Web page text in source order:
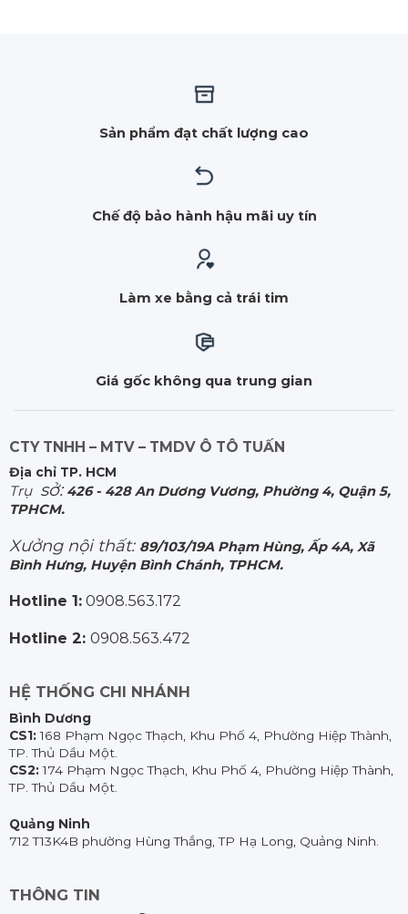
Sản phẩm đạt chất lượng cao
Chế độ bảo hành hậu mãi uy tín
Làm xe bằng cả trái tim
Giá gốc không qua trung gian
CTY TNHH – MTV – TMDV Ô TÔ TUẤN
Địa chỉ TP. HCM
Trụ sở: 426 - 428 An Dương Vương, Phường 4, Quận 5,
TPHCM.
Xưởng nội thất: 89/103/19A Phạm Hùng, Ấp 4A, Xã
Bình Hưng, Huyện Bình Chánh, TPHCM.
Hotline 1:0908.563.172
Hotline 2: 0908.563.472
HỆ THỐNG CHI NHÁNH
Bình Dương
CS1:168 Phạm Ngọc Thạch, Khu Phố 4, Phường Hiệp Thành,
TP. Thủ Dầu Một.
CS2:174 Phạm Ngọc Thạch, Khu Phố 4, Phường Hiệp Thành,
TP. Thủ Dầu Một.
Quảng Ninh
712 T13K4B phường Hùng Thắng, TP Hạ Long, Quảng Ninh.
THÔNG TIN